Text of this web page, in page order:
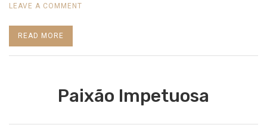
LEAVE A COMMENT
READ MORE
Paixão Impetuosa